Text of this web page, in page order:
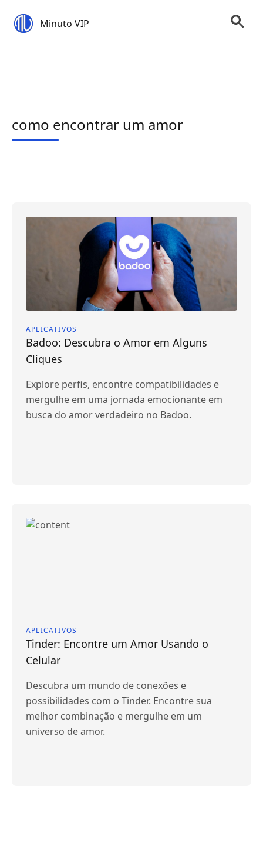
Minuto VIP
como encontrar um amor
APLICATIVOS
Badoo: Descubra o Amor em Alguns
Cliques
Explore perfis, encontre compatibilidades e
mergulhe em uma jornada emocionante em
busca do amor verdadeiro no Badoo.
APLICATIVOS
Tinder: Encontre um Amor Usando o
Celular
Descubra um mundo de conexões e
possibilidades com o Tinder. Encontre sua
melhor combinação e mergulhe em um
universo de amor.